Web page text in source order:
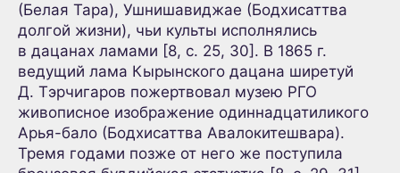
(Белая Тара), Ушнишавиджае (Бодхисаттва
долгой жизни), чьи культы исполнялись
в дацанах ламами [8, с. 25, 30]. В 1865 г.
ведущий лама Кырынского дацана ширетуй
Д. Тэрчигаров пожертвовал музею РГО
живописное изображение одиннадцатиликого
Арья-бало (Бодхисаттва Авалокитешвара).
Тремя годами позже от него же поступила